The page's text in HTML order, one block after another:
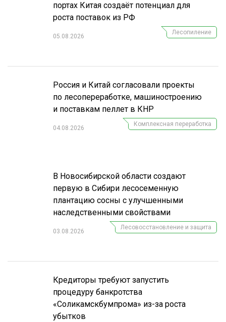
портах Китая создаёт потенциал для
роста поставок из РФ
05.08.2026
Лесопиление
Россия и Китай согласовали проекты
по лесопереработке, машиностроению
и поставкам пеллет в КНР
04.08.2026
Комплексная переработка
В Новосибирской области создают
первую в Сибири лесосеменную
плантацию сосны с улучшенными
наследственными свойствами
03.08.2026
Лесовосстановление и защита
Кредиторы требуют запустить
процедуру банкротства
«Соликамскбумпрома» из-за роста
убытков